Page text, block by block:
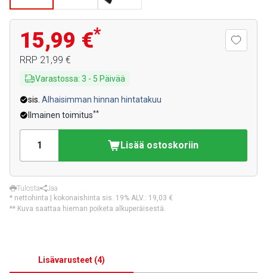
15,99 €*
RRP 21,99 €
Varastossa: 3 - 5 Päivää
sis. Alhaisimman hinnan hintatakuu
Ilmainen toimitus**
Lisää ostoskoriin
Tulosta
Jaa
* nettohinta | kokonaishinta sis. 19% ALV.: 19,03 €
** Kuva saattaa hieman poiketa alkuperäisestä.
Lisävarusteet (4)